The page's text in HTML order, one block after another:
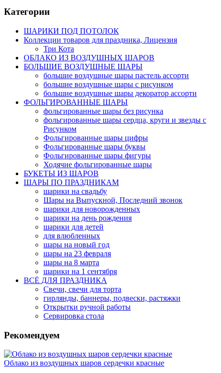
Категории
ШАРИКИ ПОД ПОТОЛОК
Коллекции товаров для праздника, Лицензия
Три Кота
ОБЛАКО ИЗ ВОЗДУШНЫХ ШАРОВ
БОЛЬШИЕ ВОЗДУШНЫЕ ШАРЫ
большие воздушные шары пастель ассорти
большие воздушные шары с рисунком
большие воздушные шары декоратор ассорти
ФОЛЬГИРОВАННЫЕ ШАРЫ
фольгированные шары без рисунка
фольгированные шары сердца, круги и звезды с
Рисунком
Фольгированные шары цифры
Фольгированные шары буквы
Фольгированные шары фигуры
Ходячие фольгированные шары
БУКЕТЫ ИЗ ШАРОВ
ШАРЫ ПО ПРАЗДНИКАМ
шарики на свадьбу
Шары на Выпускной, Последний звонок
шарики для новорожденных
шарики на день рождения
шарики для детей
для влюбленных
шары на новый год
шары на 23 февраля
шары на 8 марта
шарики на 1 сентября
ВСЁ ДЛЯ ПРАЗДНИКА
Свечи, свечи для торта
гирлянды, баннеры, подвески, растяжки
Открытки ручной работы
Сервировка стола
Рекомендуем
Облако из воздушных шаров сердечки красные